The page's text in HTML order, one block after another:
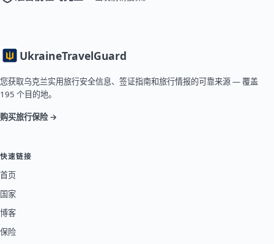
UkraineTravelGuard
您获取乌克兰实用旅行安全信息、签证指南和旅行情报的可靠来源 — 覆盖
195 个目的地。
购买旅行保险 →
快速链接
首页
国家
博客
保险